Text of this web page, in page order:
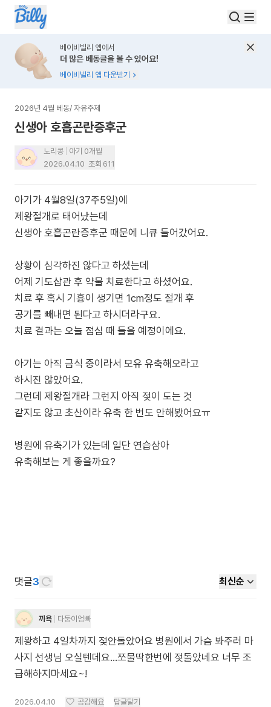
베이비빌리 앱에서
더 많은 베동글을 볼 수 있어요!
베이비빌리 앱 다운받기
2026년 4월 베동/ 자유주제
신생아 호흡곤란증후군
노리콩
아기 0개월
2026.04.10 조회 611
아기가 4월8일(37주5일)에
제왕절개로 태어났는데
신생아 호흡곤란증후군 때문에 니큐 들어갔어요.
상황이 심각하진 않다고 하셨는데
어제 기도삽관 후 약물 치료한다고 하셨어요.
치료 후 혹시 기흉이 생기면 1cm정도 절개 후
공기를 빼내면 된다고 하시더라구요.
치료 결과는 오늘 점심 때 들을 예정이에요.
아기는 아직 금식 중이라서 모유 유축해오라고
하시진 않았어요.
그런데 제왕절개라 그런지 아직 젖이 도는 것
같지도 않고 초산이라 유축 한 번도 안해봤어요ㅠ
병원에 유축기가 있는데 일단 연습삼아
유축해보는 게 좋을까요?
댓글3 최신순
끼욕 다둥이엄빠
제왕하고 4일차까지 젖안돌았어요 병원에서 가슴 봐주러 마
사지 선생님 오실텐데요...쪼물딱한번에 젖돌았네요 너무 조
급해하지마세요~!
2026.04.10 공감해요 답글달기